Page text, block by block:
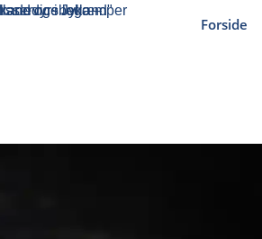
Forside